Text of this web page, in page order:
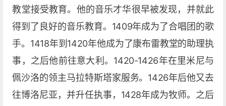
教堂接受教育。他的音乐才华很早被发现，并就此
得到了良好的音乐教育。1409年成为了合唱团的歌
手。1418年到1420年他成为了康布雷教堂的助理执
事，之后他前往意大利。1420-1426年在里米尼与
佩沙洛的领主马拉特斯塔家服务。1426年后他又去
往博洛尼亚，并升任执事，1428年成为牧师。之后